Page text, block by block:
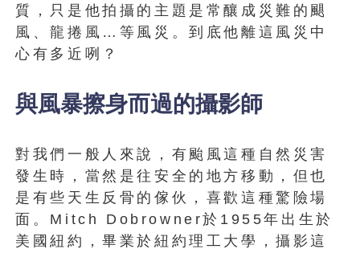
質，只是他拍攝的主題是常釀成災難的颶
風、龍捲風…等風災。到底他離這風災中
心有多近咧？
與風暴擦身而過的攝影師
對我們一般人來說，有颱風這種自然災害
發生時，當然是往安全的地方移動，但也
是有些天生反骨的傢伙，喜歡這種驚險場
面。Mitch Dobrowner於1955年出生於
美國紐約，畢業於紐約理工大學，攝影這